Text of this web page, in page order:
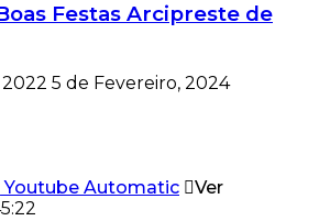
Festas Arcipreste de
5 de Fevereiro, 2024
Ver